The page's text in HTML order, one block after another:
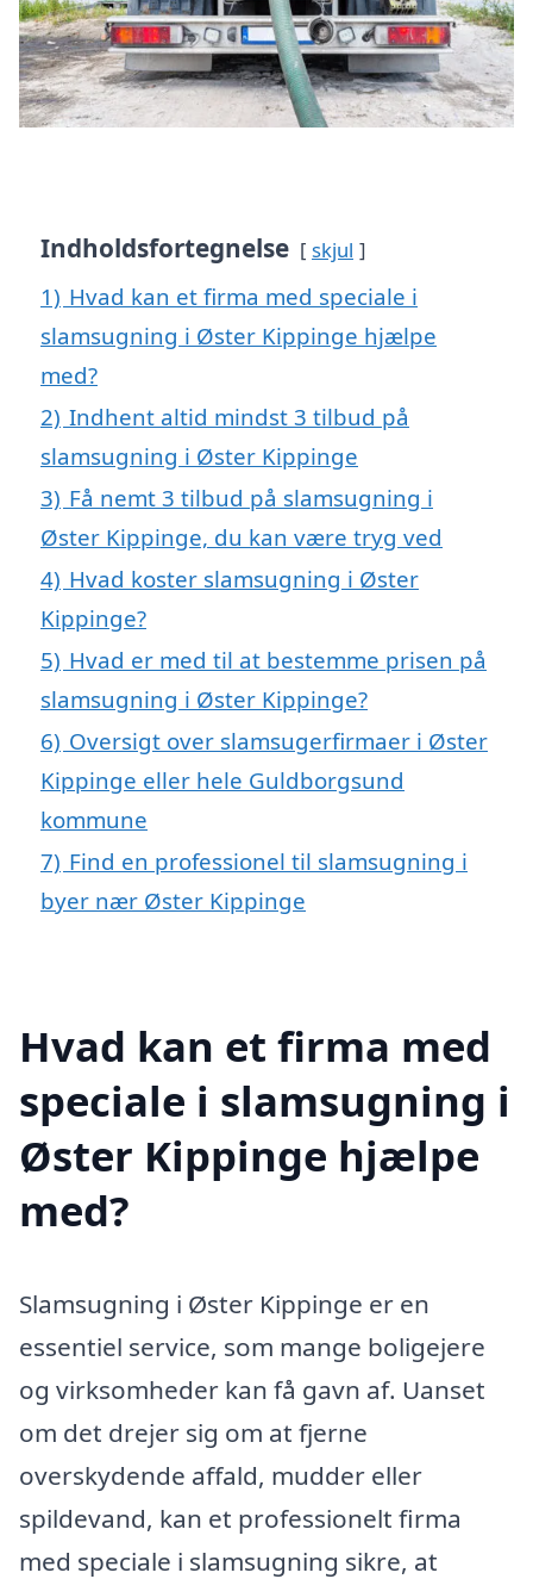
Indholdsfortegnelse skjul
1) Hvad kan et firma med speciale i
slamsugning i Øster Kippinge hjælpe
med?
2) Indhent altid mindst 3 tilbud på
slamsugning i Øster Kippinge
3) Få nemt 3 tilbud på slamsugning i
Øster Kippinge, du kan være tryg ved
4) Hvad koster slamsugning i Øster
Kippinge?
5) Hvad er med til at bestemme prisen på
slamsugning i Øster Kippinge?
6) Oversigt over slamsugerfirmaer i Øster
Kippinge eller hele Guldborgsund
kommune
7) Find en professionel til slamsugning i
byer nær Øster Kippinge
Hvad kan et firma med
speciale i slamsugning i
Øster Kippinge hjælpe
med?
Slamsugning i Øster Kippinge er en
essentiel service, som mange boligejere
og virksomheder kan få gavn af. Uanset
om det drejer sig om at fjerne
overskydende affald, mudder eller
spildevand, kan et professionelt firma
med speciale i slamsugning sikre, at